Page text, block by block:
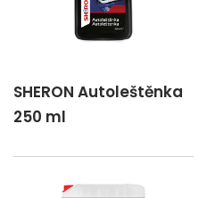
SHERON Autoleštěnka
250 ml